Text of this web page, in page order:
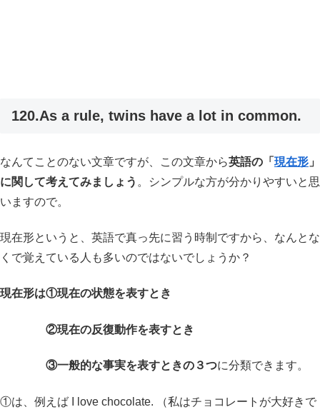
120.As a rule, twins have a lot in common.
なんてことのない文章ですが、この文章から英語の「 現在形 」
に関して考えてみましょう 。シンプルな方が分かりやすいと思
いますので。
現在形というと、英語で真っ先に習う時制ですから、なんとな
くで覚えている人も多いのではないでしょうか？
現在形は①現在の状態を表すとき
②現在の反復動作を表すとき
③一般的な事実を表すときの３つに分類できます。
①は、例えば I love chocolate. （私はチョコレートが大好きで